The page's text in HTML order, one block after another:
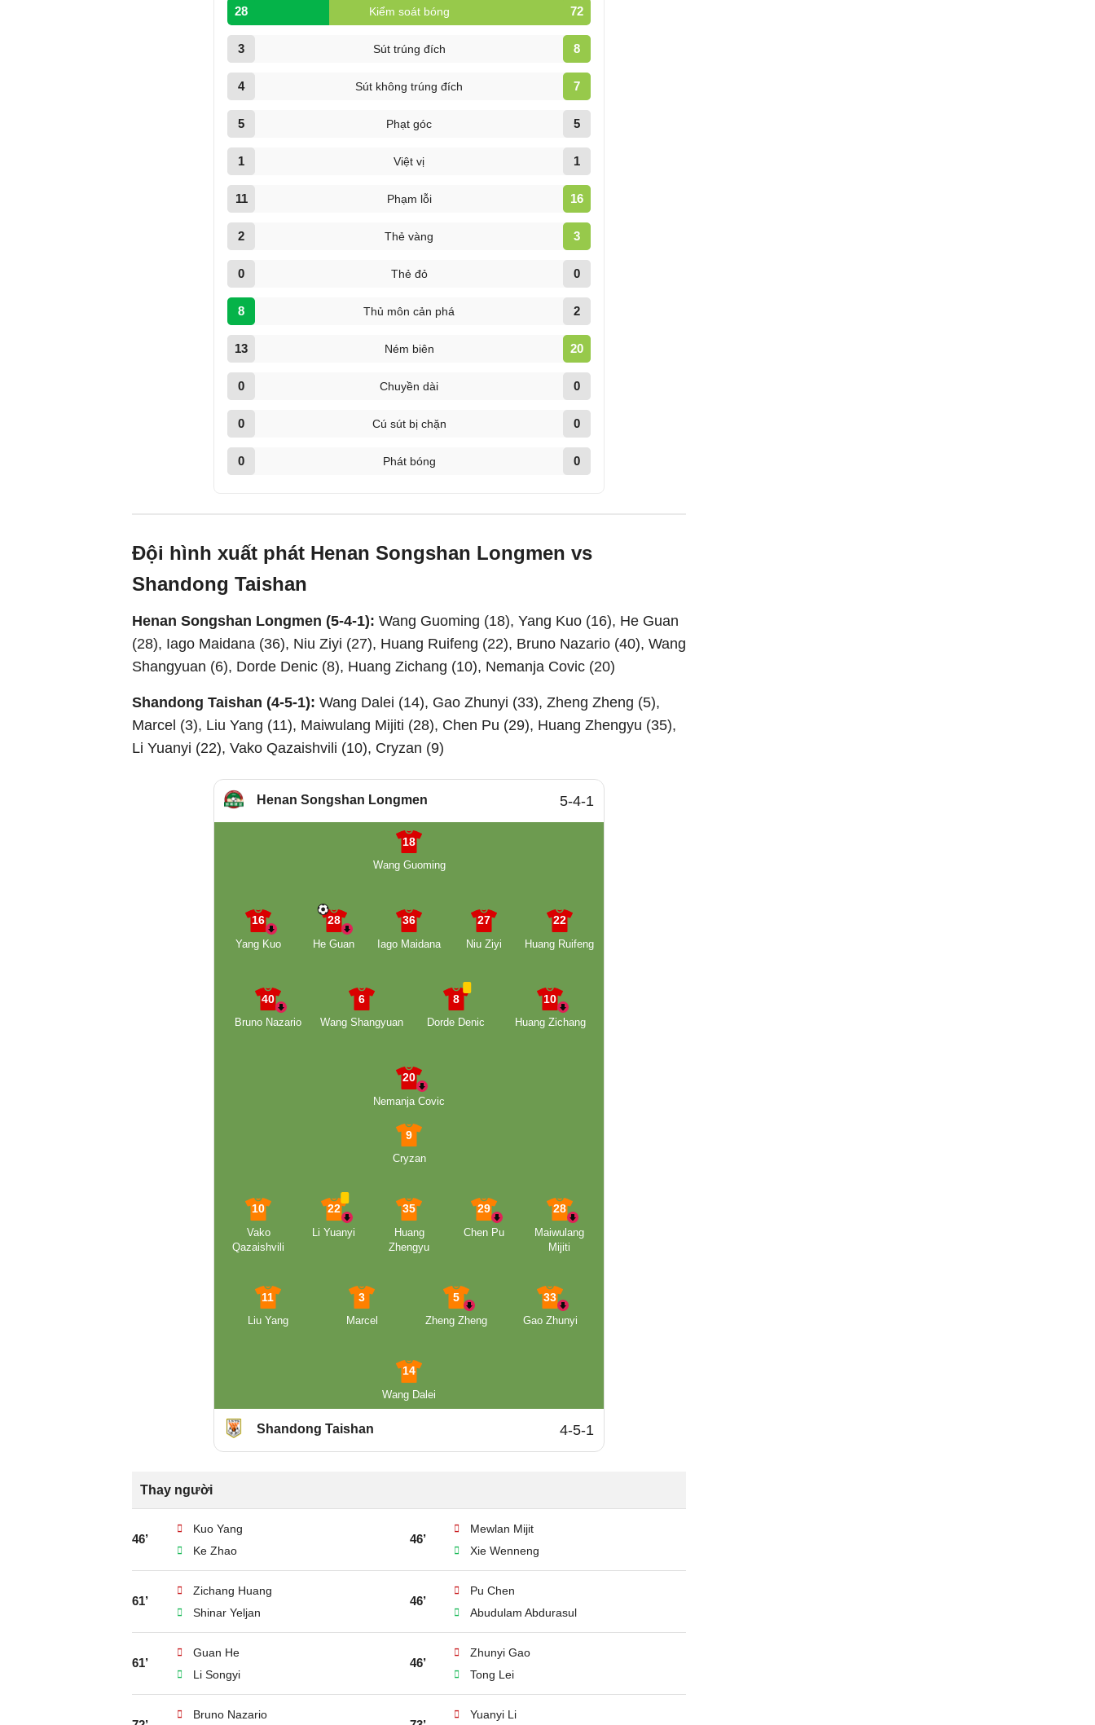
28 Kiểm soát bóng 72
3 Sút trúng đích 8
4 Sút không trúng đích 7
5 Phạt góc 5
1 Việt vị 1
11 Phạm lỗi 16
2 Thẻ vàng 3
0 Thẻ đỏ 0
8 Thủ môn cản phá 2
13 Ném biên 20
0 Chuyền dài 0
0 Cú sút bị chặn 0
0 Phát bóng 0
Đội hình xuất phát Henan Songshan Longmen vs
Shandong Taishan
Henan Songshan Longmen (5-4-1): Wang Guoming (18), Yang Kuo (16), He Guan
(28), Iago Maidana (36), Niu Ziyi (27), Huang Ruifeng (22), Bruno Nazario (40), Wang
Shangyuan (6), Dorde Denic (8), Huang Zichang (10), Nemanja Covic (20)
Shandong Taishan (4-5-1): Wang Dalei (14), Gao Zhunyi (33), Zheng Zheng (5),
Marcel (3), Liu Yang (11), Maiwulang Mijiti (28), Chen Pu (29), Huang Zhengyu (35),
Li Yuanyi (22), Vako Qazaishvili (10), Cryzan (9)
Henan Songshan Longmen 5-4-1
18
Wang Guoming
16
Yang Kuo
28
He Guan
36
Iago Maidana
27
Niu Ziyi
22
Huang Ruifeng
40
Bruno Nazario
6
Wang Shangyuan
8
Dorde Denic
10
Huang Zichang
20
Nemanja Covic
9
Cryzan
10
Vako
Qazaishvili
22
Li Yuanyi
35
Huang
Zhengyu
29
Chen Pu
28
Maiwulang
Mijiti
11
Liu Yang
3
Marcel
5
Zheng Zheng
33
Gao Zhunyi
14
Wang Dalei
Shandong Taishan 4-5-1
Thay người
46’
Kuo Yang
Ke Zhao
46’
Mewlan Mijit
Xie Wenneng
61’
Zichang Huang
Shinar Yeljan
46’
Pu Chen
Abudulam Abdurasul
61’
Guan He
Li Songyi
46’
Zhunyi Gao
Tong Lei
Bruno Nazario Yuanyi Li